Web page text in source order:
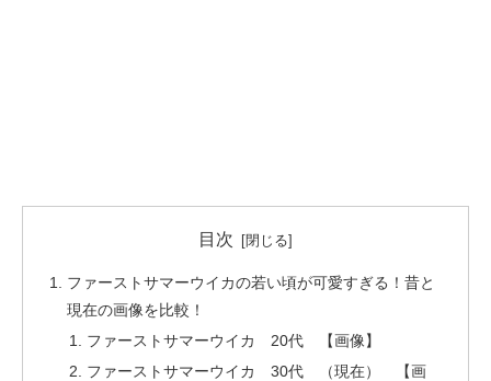
目次
ファーストサマーウイカの若い頃が可愛すぎる！昔と
現在の画像を比較！
ファーストサマーウイカ 20代 【画像】
ファーストサマーウイカ 30代 （現在） 【画